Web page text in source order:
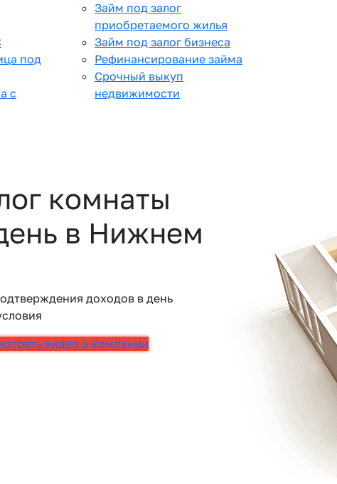
под
с
Займ под залог
приобретаемого жилья
Займ под залог бизнеса
Рефинансирование займа
Срочный выкуп
недвижимости
комнаты
в Нижнем
доходов в день
видео о компании